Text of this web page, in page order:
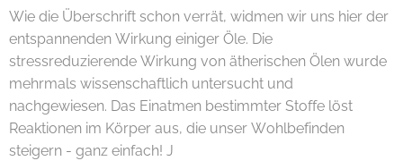
Wie die Überschrift schon verrät, widmen wir uns hier der
entspannenden Wirkung einiger Öle. Die
stressreduzierende Wirkung von ätherischen Ölen wurde
mehrmals wissenschaftlich untersucht und
nachgewiesen. Das Einatmen bestimmter Stoffe löst
Reaktionen im Körper aus, die unser Wohlbefinden
steigern - ganz einfach! J